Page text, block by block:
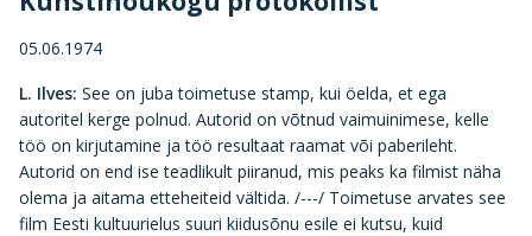
05.06.1974
L. Ilves: See on juba toimetuse stamp, kui öelda, et ega
autoritel kerge polnud. Autorid on võtnud vaimuinimese, kelle
töö on kirjutamine ja töö resultaat raamat või paberileht.
Autorid on end ise teadlikult piiranud, mis peaks ka filmist näha
olema ja aitama etteheiteid vältida. /---/ Toimetuse arvates see
film Eesti kultuurielus suuri kiidusõnu esile ei kutsu, kuid